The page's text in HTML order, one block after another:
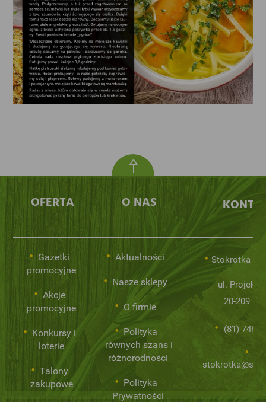
OFERTA
Gazetki
promocyjne
Akcje
promocyjne
Konkursy i
loterie
Talony
zakupowe
O NAS
Aktualności
Nasze sklepy
O firmie
Polityka
równych szans i
różnorodności
Polityka
Prywatności
Stokrotka
ul.
20-209
(81) 746